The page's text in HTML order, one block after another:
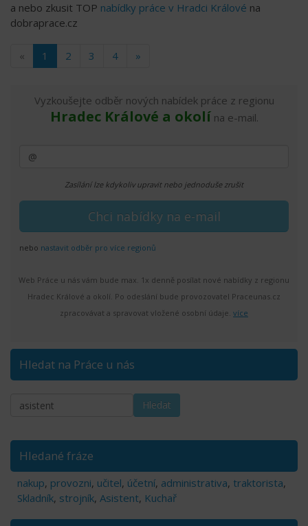
a nebo zkusit TOP nabídky práce v Hradci Králové na
dobraprace.cz
« 1 2 3 4 »
Vyzkoušejte odběr nových nabídek práce z regionu
Hradec Králové a okolí na e-mail.
Zasílání lze kdykoliv upravit nebo jednoduše zrušit
nebo nastavit odběr pro více regionů
Web Práce u nás vám bude max. 1x denně posílat nové nabídky z regionu
Hradec Králové a okolí. Po odeslání bude provozovatel Praceunas.cz
zpracovávat a spravovat vložené osobní údaje. více
Hledat na Práce u nás
Hledané fráze
nakup, provozni, učitel, účetní, administrativa, traktorista,
Skladník, strojník, Asistent, Kuchař